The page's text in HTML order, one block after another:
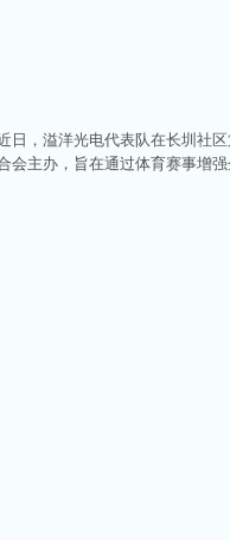
日，溢洋光电代表队在长圳社
会主办，旨在通过体育赛事增